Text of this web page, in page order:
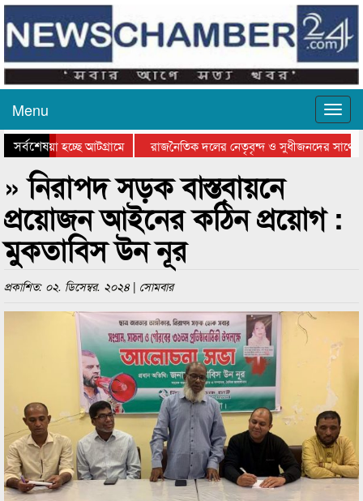
Menu
সর্বশেষ
যাওয়া হচ্ছে আটগ্রামে
রাজনৈতিক দলের নেতৃবৃন্দ ও সুধীজনদের সাথে
পুরস্কার বিতরণ সম্পন্ন
» নিরাপদ সড়ক বাস্তবায়নে
প্রয়োজন আইনের কঠিন প্রয়োগ :
মুকতাবিস উন নূর
প্রকাশিত: ০২. ডিসেম্বর. ২০২৪ | সোমবার